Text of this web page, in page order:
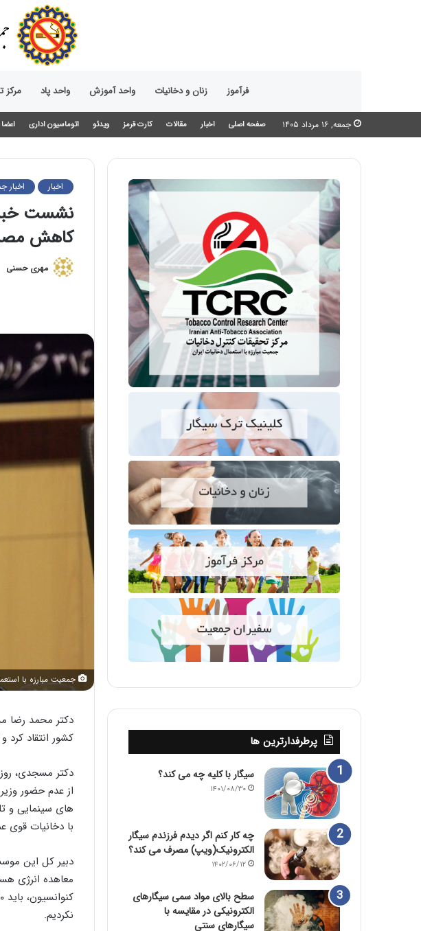
فرآموز زنان و دخانیات واحد آموزش واحد پاد مرکز
جمعه, ۱۶ مرداد ۱۴۰۵ صفحه اصلی اخبار مقالات کارت قرمز ویدئو اتوماسیون اداری اعضا
اخبار اخبار
نشست
کاهش
مهری حسنی
جمعیت مبارزه با
دکتر محمد رضا
کشور انتقاد کرد و گفت: در ایران
از عدم حضور
های سینمایی و
با دخانیات قوی
معاهده انرژی
نکردیم.
پرطرفدارترین ها
سیگار با کلیه چه می کند؟
۱۴۰۱/۰۸/۳۰
چه کار کنم اگر دیدم فرزندم سیگار
الکترونیک(ویپ) مصرف می کند؟
۱۴۰۲/۰۶/۱۲
سطح بالای مواد سمی سیگارهای
الکترونیکی در مقایسه با
سیگارهای سنتی